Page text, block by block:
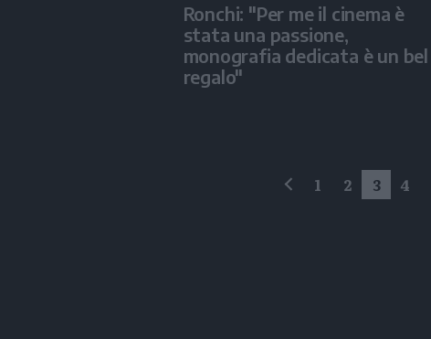
Ronchi: "Per me il cinema è
stata una passione,
monografia dedicata è un bel
regalo"
precedente
1 2 3 4